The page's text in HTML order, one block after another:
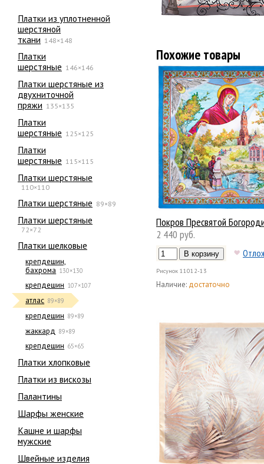
Платки из уплотненной
шерстяной
ткани 148×148
Платки
шерстяные 146×146
Платки шерстяные из
двухниточной
пряжи 135×135
Платки
шерстяные 125×125
Платки
шерстяные 115×115
Платки шерстяные
110×110
Платки шерстяные 89×89
Платки шерстяные
72×72
Платки шелковые
крепдешин,
бахрома 130×130
крепдешин 107×107
атлас 89×89
крепдешин 89×89
жаккард 89×89
крепдешин 65×65
Платки хлопковые
Платки из вискозы
Палантины
Шарфы женские
Кашне и шарфы
мужские
Швейные изделия
Похожие товары
Покров Пресвятой
2 440 руб.
Рисунок 11012-13
Наличие: достаточно